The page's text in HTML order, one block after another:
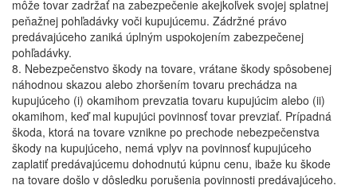
môže tovar zadržať na zabezpečenie akejkoľvek svojej splatnej
peňažnej pohľadávky voči kupujúcemu. Zádržné právo
predávajúceho zaniká úplným uspokojením zabezpečenej
pohľadávky.
8. Nebezpečenstvo škody na tovare, vrátane škody spôsobenej
náhodnou skazou alebo zhoršením tovaru prechádza na
kupujúceho (i) okamihom prevzatia tovaru kupujúcim alebo (ii)
okamihom, keď mal kupujúci povinnosť tovar prevziať. Prípadná
škoda, ktorá na tovare vznikne po prechode nebezpečenstva
škody na kupujúceho, nemá vplyv na povinnosť kupujúceho
zaplatiť predávajúcemu dohodnutú kúpnu cenu, ibaže ku škode
na tovare došlo v dôsledku porušenia povinnosti predávajúceho.